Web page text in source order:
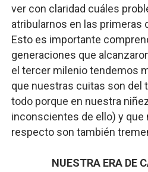
ver con claridad cuáles
atribularnos en las primeras
Esto es importante
generaciones que
el tercer milenio tendemos
que nuestras cuitas son del
todo porque en nuestra
inconscientes de ello) y que
respecto son también
NUESTRA ERA DE